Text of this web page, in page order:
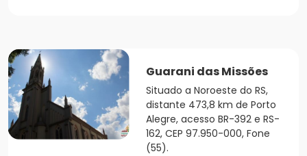
Guarani das Missões
Situado a Noroeste do RS,
distante 473,8 km de Porto
Alegre, acesso BR-392 e RS-
162, CEP 97.950-000, Fone
(55).